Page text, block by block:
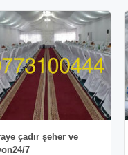
çadır şeher ve
7